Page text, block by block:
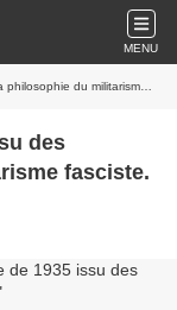
MENU
du militarisme fasciste.
fasciste.